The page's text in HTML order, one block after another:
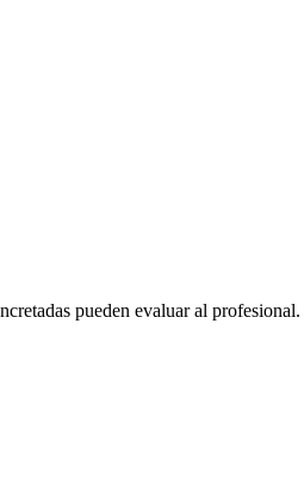
pueden evaluar al profesional.